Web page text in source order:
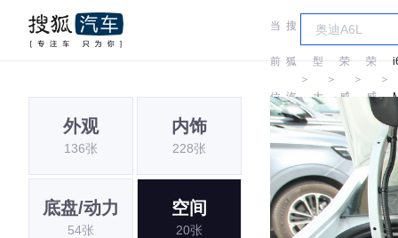
当
前
位
置:
搜
狐
汽
车
＞
车
型
大
全
＞
荣
威
＞
荣
威
＞
外观
136张
内饰
228张
底盘/动力
54张
空间
20张